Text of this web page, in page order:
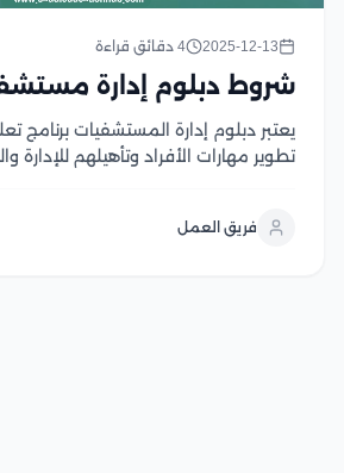
2025-12-13 4 دقائق قراءة
شروط دبلوم إدارة
يعتبر دبلوم إدارة المستشفيات برنامج
تطوير مهارات الأفراد وتأهيلهم للإدارة
الراغبين في شغل المناصب الإدارية في
فريق العمل